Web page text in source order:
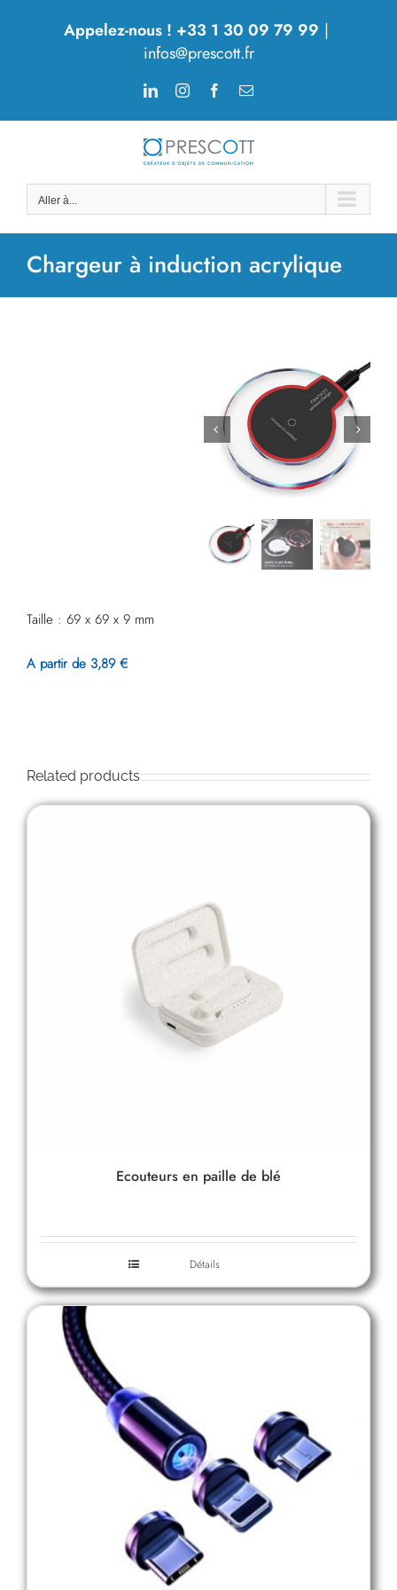
Appelez-nous ! +33 1 30 09 79 99 |
infos@prescott.fr
LinkedInInstagramFacebook
Email
Aller à...
Chargeur à induction acrylique
Taille : 69 x 69 x 9 mm
A partir de 3,89 €
Related products
Ecouteurs en paille de blé
Détails